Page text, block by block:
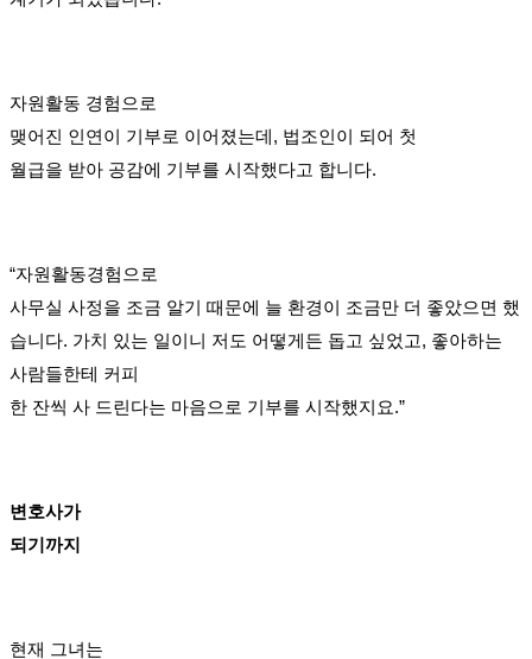
자원활동 경험으로
맺어진 인연이 기부로 이어졌는데, 법조인이 되어 첫
월급을 받아 공감에 기부를 시작했다고 합니다.
“자원활동경험으로
사무실 사정을 조금 알기 때문에 늘 환경이 조금만 더 좋았으면 했
습니다. 가치 있는 일이니 저도 어떻게든 돕고 싶었고, 좋아하는
사람들한테 커피
한 잔씩 사 드린다는 마음으로 기부를 시작했지요.”
변호사가
되기까지
현재 그녀는